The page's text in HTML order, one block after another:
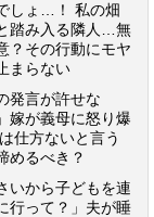
しょ…！ 私の畑
踏み入る隣人…無
？その行動にモヤ
まらない
発言が許せな
嫁が義母に怒り爆
仕方ないと言う
めるべき？
いから子どもを連
行って？」夫が睡